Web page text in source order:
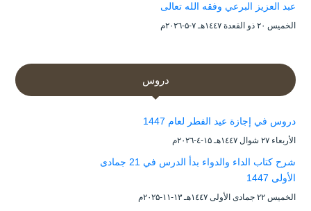
عبد العزيز البرعي وفقه الله تعالى
الخميس ۲۰ ذو القعدة ۱٤٤۷هـ ۷-۵-۲۰۲٦م
دروس
دروس في إجازة عيد الفطر لعام 1447
الأربعاء ۲۷ شوال ۱٤٤۷هـ ۱۵-٤-۲۰۲٦م
شرح كتاب الداء والدواء بدأ الدرس في 21 جمادى
الأولى 1447
الخميس ۲۲ جمادى الأولى ۱٤٤۷هـ ۱۳-۱۱-۲۰۲۵م